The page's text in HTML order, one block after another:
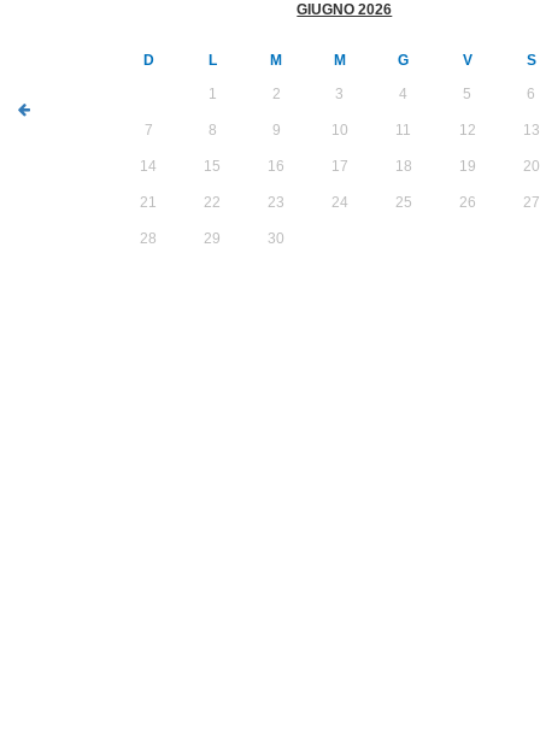
GIUGNO 2026
D L M M G V
S
1
2 3 4 5 6
7 8 9 10 11 12 13
14 15 16 17 18 19 20
21 22 23 24 25 26 27
28 29 30